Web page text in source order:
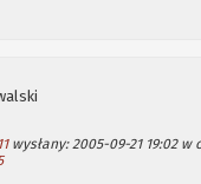
wysłany: 2005-09-21 19:02 w